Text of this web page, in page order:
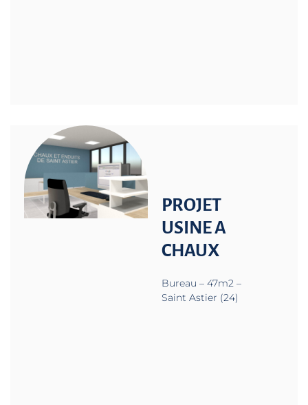
PROJET
USINE A
CHAUX
Bureau – 47m2 –
Saint Astier (24)